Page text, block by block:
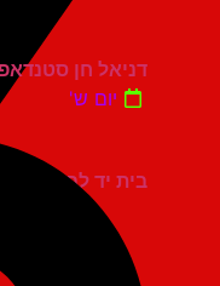
בית יד לבנים אשדוד
דניאל חן סטנדאפ
יום ש'